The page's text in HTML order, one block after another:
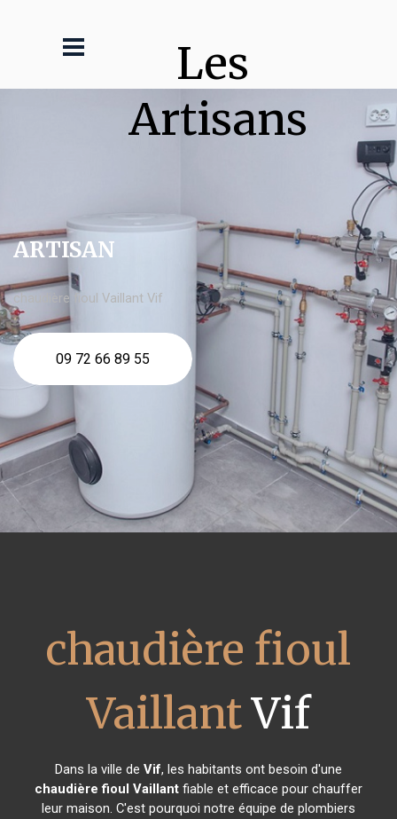
Les
Artisans
ARTISAN
chaudière fioul Vaillant Vif
09 72 66 89 55
chaudière fioul
VaillantVif
Dans la ville de Vif, les habitants ont besoin d'une
chaudière fioul Vaillantfiable et efficace pour chauffer
leur maison. C'est pourquoi notre équipe de plombiers